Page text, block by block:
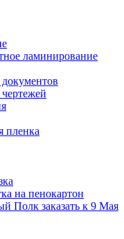
ламинирование
пленка
на пенокартон
Полк заказать к 9 Мая